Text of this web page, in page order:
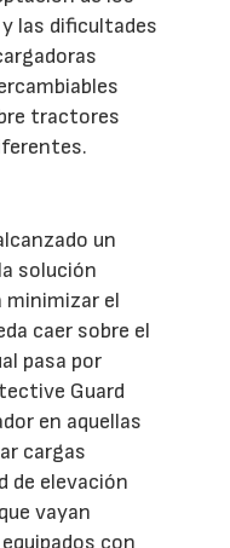
las dificultades
tractores
un
solución
minimizar el
caer sobre el
pasa por
Guard
en aquellas
cargas
de elevación
vayan
con